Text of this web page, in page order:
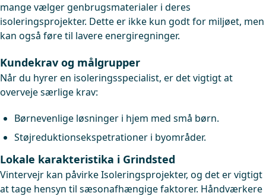
mange vælger genbrugsmaterialer i deres
isoleringsprojekter. Dette er ikke kun godt for miljøet, men
kan også føre til lavere energiregninger.
Kundekrav og målgrupper
Når du hyrer en isoleringsspecialist, er det vigtigt at
overveje særlige krav:
Børnevenlige løsninger i hjem med små børn.
Støjreduktionsekspetrationer i byområder.
Lokale karakteristika i Grindsted
Vintervejr kan påvirke Isoleringsprojekter, og det er vigtigt
at tage hensyn til sæsonafhængige faktorer. Håndværkere